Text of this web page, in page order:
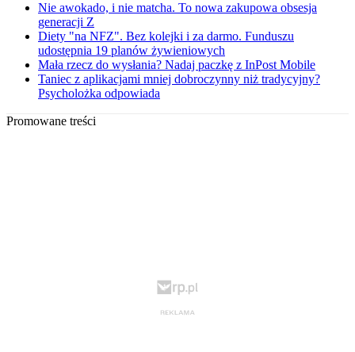
Nie awokado, i nie matcha. To nowa zakupowa obsesja
generacji Z
Diety "na NFZ". Bez kolejki i za darmo. Funduszu
udostępnia 19 planów żywieniowych
Mała rzecz do wysłania? Nadaj paczkę z InPost Mobile
Taniec z aplikacjami mniej dobroczynny niż tradycyjny?
Psycholożka odpowiada
Promowane treści